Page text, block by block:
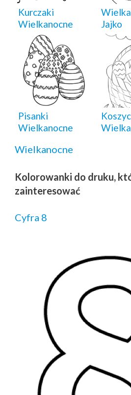
Kurczaki
Wielkanocne
Jajko
Pisanki
Wielkanocne
Wielkanocne
Kolorowanki do druku,
zainteresować
Cyfra 8